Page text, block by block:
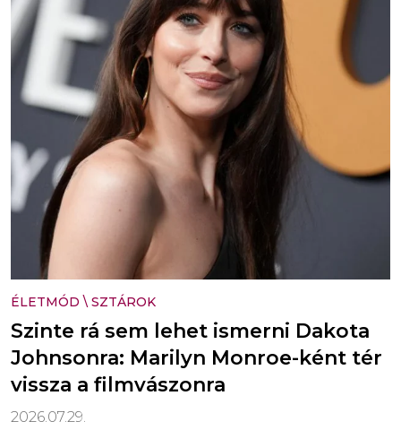
ÉLETMÓD \ SZTÁROK
Szinte rá sem lehet ismerni Dakota
Johnsonra: Marilyn Monroe-ként tér
vissza a filmvászonra
2026.07.29.